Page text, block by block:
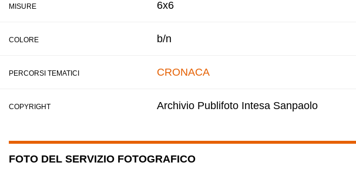
MISURE 6x6
COLORE b/n
PERCORSI TEMATICI CRONACA
COPYRIGHT Archivio Publifoto Intesa Sanpaolo
FOTO DEL SERVIZIO FOTOGRAFICO